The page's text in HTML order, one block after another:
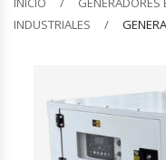
Barquilleras
Bolsas De Sellado Al Vacío
INDUSTRIALES